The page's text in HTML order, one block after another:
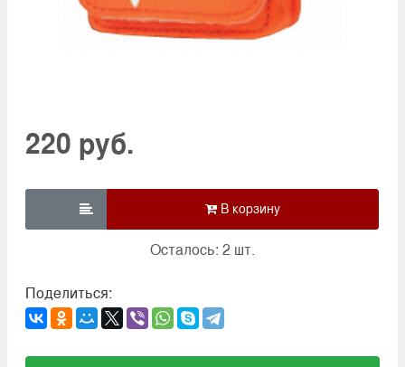
220 руб.

Осталось: 2 шт.
Поделиться: